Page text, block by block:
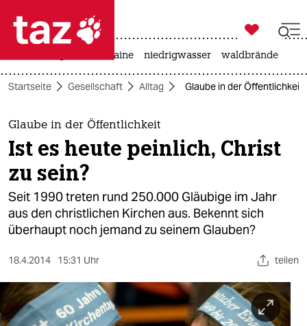
 taz zahl ich
taz zahl ich
themen
politik
öko
gesellschaft
sport
berlin

taz zahl ich
krieg in der ukraine niedrigwasser waldbrände
Startseite Gesellschaft Alltag Glaube in der
Glaube in der Öffentlichkeit
Ist es heute peinlich, Christ
zu sein?
Seit 1990 treten rund 250.000 Gläubige im Jahr
aus den christlichen Kirchen aus. Bekennt sich
überhaupt noch jemand zu seinem Glauben?
18.4.2014 15:31 Uhr teilen